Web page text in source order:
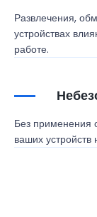
Развлечения,
устройствах
работе.
Без применения
ваших устройств